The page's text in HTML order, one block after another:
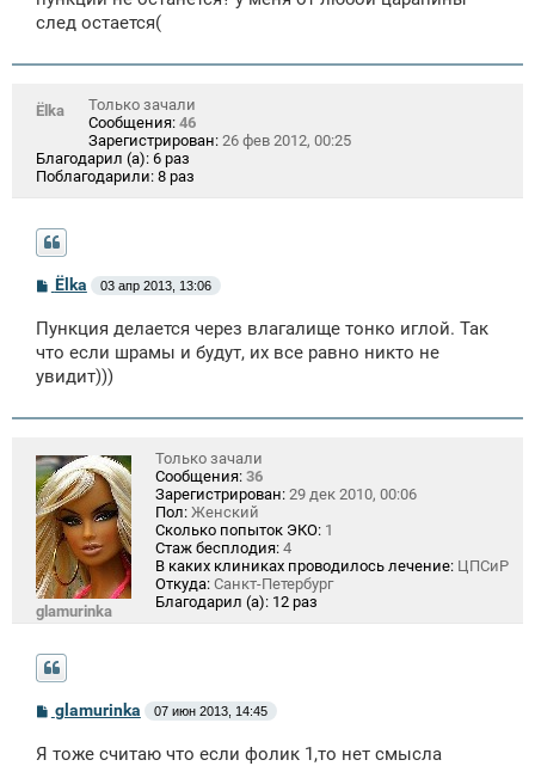
е
н
е
след остается(
Ёlka
Только зачали
Сообщения: 46
Зарегистрирован: 26 фев 2012, 00:25
Благодарил (а): 6 раз
Поблагодарили: 8 раз
С
б
щ
н
е
Ёlka 03 апр 2013, 13:06
Пункция делается через влагалище тонко иглой. Так
что если шрамы и будут, их все равно никто не
увидит)))
glamurinka
Только зачали
Сообщения: 36
Зарегистрирован: 29 дек 2010, 00:06
Пол: Женский
Сколько попыток ЭКО: 1
Стаж бесплодия: 4
В каких клиниках проводилось лечение: ЦПСиР
Откуда: Санкт-Петербург
Благодарил (а): 12 раз
С
о
б
glamurinka 07 июн 2013, 14:45
Я тоже считаю что если фолик 1,то нет смысла